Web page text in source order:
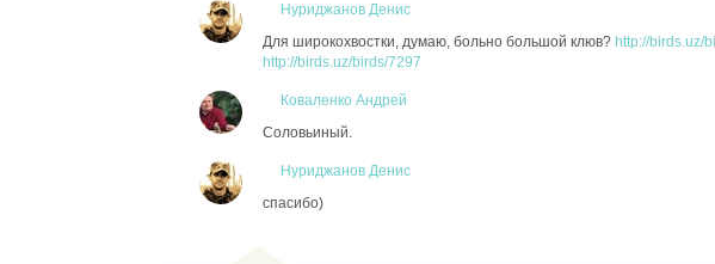
Нуриджанов Денис
Для широкохвостки, думаю, больно большой клюв? http://birds.uz/
http://birds.uz/birds/7297
Коваленко Андрей
Соловьиный.
Нуриджанов Денис
спасибо)